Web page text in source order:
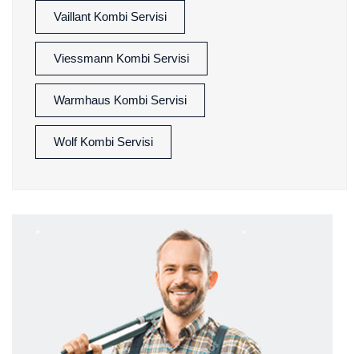
Vaillant Kombi Servisi
Viessmann Kombi Servisi
Warmhaus Kombi Servisi
Wolf Kombi Servisi